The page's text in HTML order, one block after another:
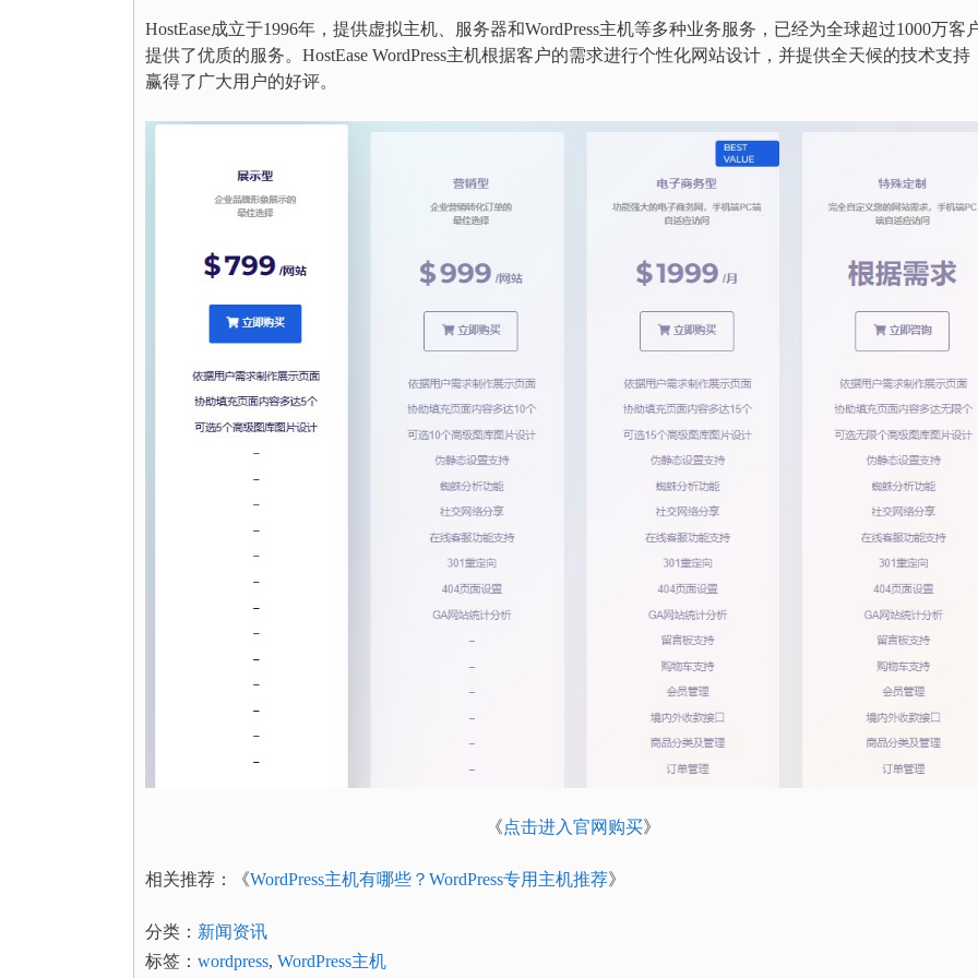
HostEase成立于1996年，提供虚拟主机、服务器和WordPress主机等多种业务服务，已经为全球超过1000万客
提供了优质的服务。HostEase WordPress主机根据客户的需求进行个性化网站设计，并提供全天候的技术支持
赢得了广大用户的好评。
《点击进入官网购买》
相关推荐：《WordPress主机有哪些？WordPress专用主机推荐》
分类： 新闻资讯
标签： wordpress, WordPress主机